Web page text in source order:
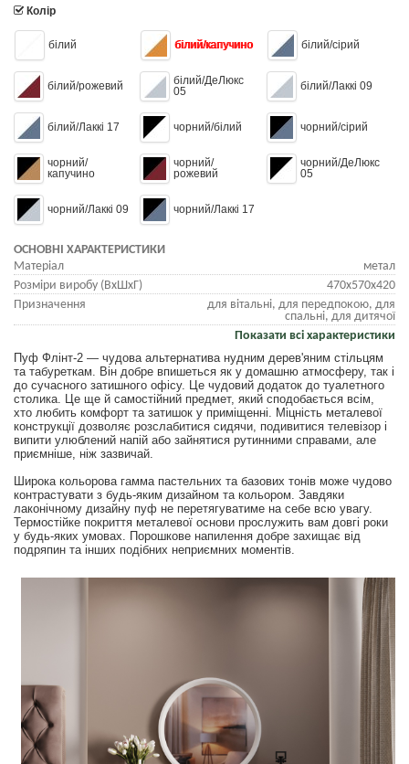
Колір
білий білий/капучино білий/сірий
білий/рожевий
білий/ДеЛюкс
05
білий/Лаккі 09
білий/Лаккі 17 чорний/білий чорний/сірий
чорний/
капучино
чорний/
рожевий
чорний/ДеЛюкс
05
чорний/Лаккі 09 чорний/Лаккі 17
ОСНОВНІ ХАРАКТЕРИСТИКИ
Матеріал
метал
Розміри виробу (ВхШхГ)
470x570x420
Призначення
для вітальні, для передпокою, для
спальні, для дитячої
Показати всі характеристики
Пуф Флінт-2 — чудова альтернатива нудним дерев'яним стільцям
та табуреткам. Він добре впишеться як у домашню атмосферу, так і
до сучасного затишного офісу. Це чудовий додаток до туалетного
столика. Це ще й самостійний предмет, який сподобається всім,
хто любить комфорт та затишок у приміщенні. Міцність металевої
конструкції дозволяє розслабитися сидячи, подивитися телевізор і
випити улюблений напій або зайнятися рутинними справами, але
приємніше, ніж зазвичай.
Широка кольорова гамма пастельних та базових тонів може чудово
контрастувати з будь-яким дизайном та кольором. Завдяки
лаконічному дизайну пуф не перетягуватиме на себе всю увагу.
Термостійке покриття металевої основи прослужить вам довгі роки
у будь-яких умовах. Порошкове напилення добре захищає від
подряпин та інших подібних неприємних моментів.